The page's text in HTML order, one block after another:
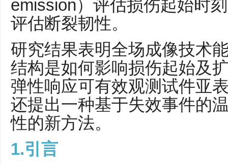
emission）评估损伤起始时
评估断裂韧性。
研究结果表明全场成像技术
结构是如何影响损伤起始及
弹性响应可有效观测试件亚
还提出一种基于失效事件的
性的新方法。
1.引言